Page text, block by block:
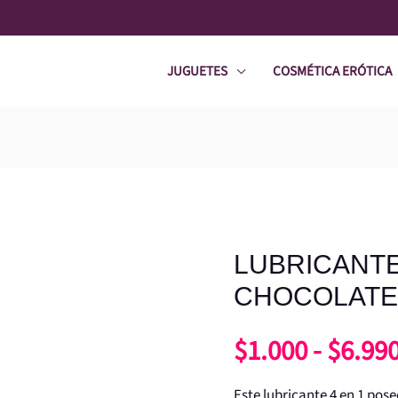
JUGUETES COSMÉTICA ERÓTICA
$1.000-$
LUBRICANTE
4
1